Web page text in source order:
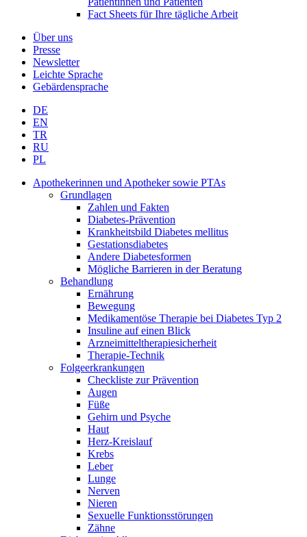
Fact Sheets für Ihre tägliche Arbeit
Über uns
Presse
Newsletter
Leichte Sprache
Gebärdensprache
DE
EN
TR
RU
PL
Apothekerinnen und Apotheker sowie PTAs
Grundlagen
Zahlen und Fakten
Diabetes-Prävention
Krankheitsbild Diabetes mellitus
Gestationsdiabetes
Andere Diabetesformen
Mögliche Barrieren in der Beratung
Behandlung
Ernährung
Bewegung
Medikamentöse Therapie bei Diabetes Typ 2
Insuline auf einen Blick
Arzneimitteltherapie­sicherheit
Therapie-Technik
Fol­ge­er­kran­kun­gen
Checkliste zur Prävention
Augen
Füße
Gehirn und Psyche
Haut
Herz-Kreislauf
Krebs
Leber
Lunge
Nerven
Nieren
Sexuelle Funktionsstörungen
Zähne